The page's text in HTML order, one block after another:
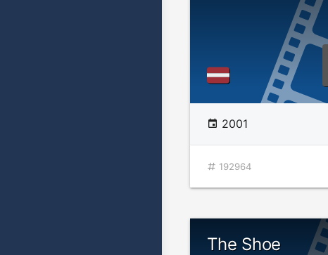
2001
192964
The Shoe